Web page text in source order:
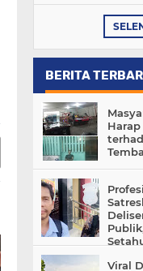
BERITA
Viral